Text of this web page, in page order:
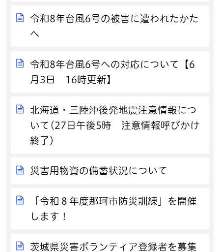
令和8年台風6号の被害に遭われたかた
へ
令和8年台風6号への対応について【6
月3日 16時更新】
北海道・三陸沖後発地震注意情報につ
いて(27日午後5時 注意情報呼びかけ
終了）
災害用物資の備蓄状況について
「令和８年度那珂市防災訓練」を開催
します！
茨城県災害ボランティア登録者を募集